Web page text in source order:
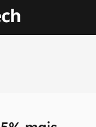
em primeira